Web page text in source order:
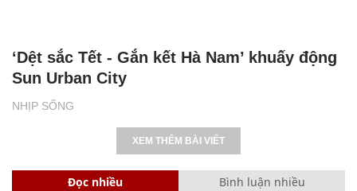
NHỊP SỐNG
‘Dệt sắc Tết - Gắn kết Hà Nam’ khuấy động
Sun Urban City
XEM THÊM BÀI VIẾT
Đọc nhiều Bình luận nhiều